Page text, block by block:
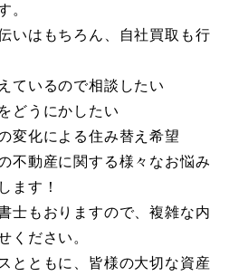
。
いはもちろん、自社買取も行
ているので相談したい
どうにかしたい
変化による住み替え希望
不動産に関する様々なお悩み
ます！
士もおりますので、複雑な内
ください。
とともに、皆様の大切な資産